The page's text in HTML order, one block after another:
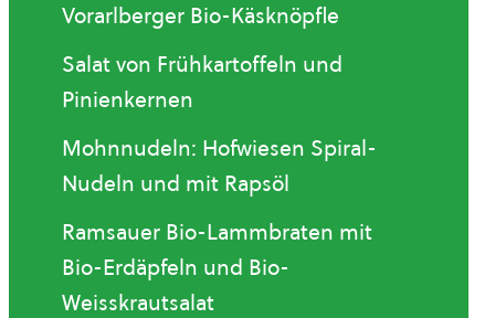
Vorarlberger Bio-Käsknöpfle
Salat von Frühkartoffeln und
Pinienkernen
Mohnnudeln: Hofwiesen Spiral-
Nudeln und mit Rapsöl
Ramsauer Bio-Lammbraten mit
Bio-Erdäpfeln und Bio-
Weisskrautsalat